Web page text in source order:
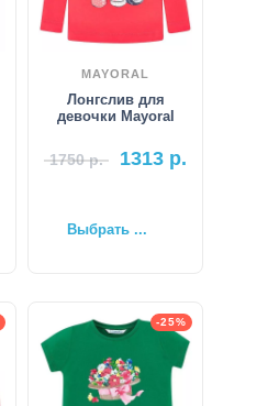
MAYORAL
Лонгслив для
девочки Mayoral
1750р. 1313 р.
Выбрать ...
-25%